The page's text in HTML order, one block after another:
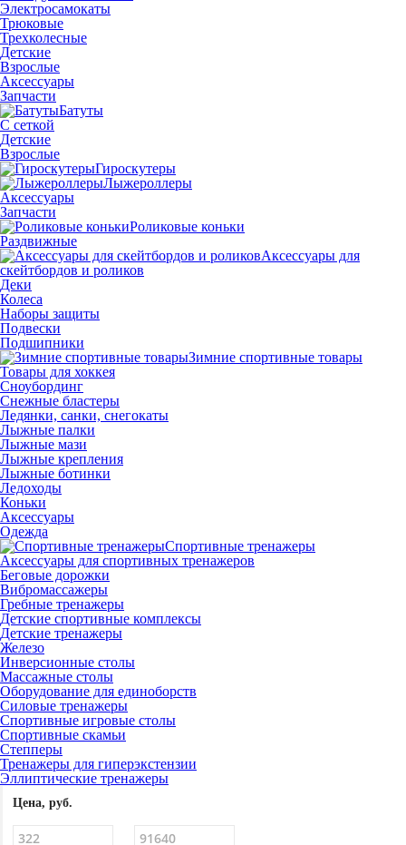
Электросамокаты
Трюковые
Трехколесные
Детские
Взрослые
Аксессуары
Запчасти
Батуты
С сеткой
Детские
Взрослые
Гироскутеры
Лыжероллеры
Аксессуары
Запчасти
Роликовые коньки
Раздвижные
Аксессуары для
скейтбордов и роликов
Деки
Колеса
Наборы защиты
Подвески
Подшипники
Зимние спортивные товары
Товары для хоккея
Сноубординг
Снежные бластеры
Ледянки, санки, снегокаты
Лыжные палки
Лыжные мази
Лыжные крепления
Лыжные ботинки
Ледоходы
Коньки
Аксессуары
Одежда
Спортивные тренажеры
Аксессуары для спортивных тренажеров
Беговые дорожки
Вибромассажеры
Гребные тренажеры
Детские спортивные комплексы
Детские тренажеры
Железо
Инверсионные столы
Массажные столы
Оборудование для единоборств
Силовые тренажеры
Спортивные игровые столы
Спортивные скамьи
Степперы
Тренажеры для гиперэкстензии
Эллиптические тренажеры
Цена, руб.